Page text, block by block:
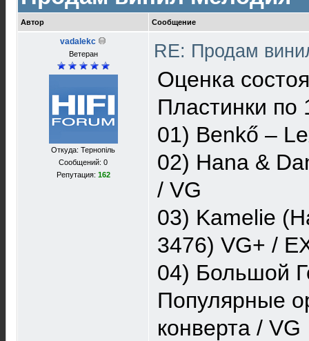
Автор Сообщение
vadalekc
Ветеран
Откуда: Тернопiль
Сообщений: 0
Репутация: 162
RE: Продам
Оценка
Пластинки по
01) Benkő ‎–
02) Hana &
/ VG
03) Kamelie
3476) VG+ /
04) Большой
Популярные
конверта / VG